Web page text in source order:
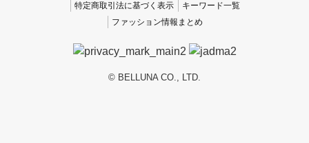
特定商取引法に基づく表示
キーワード一覧
ファッション情報まとめ
© BELLUNA CO., LTD.